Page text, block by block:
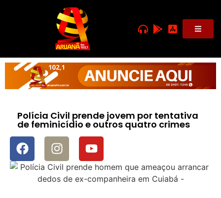
Polícia Civil prende jovem por tentativa
de feminicídio e outros quatro crimes